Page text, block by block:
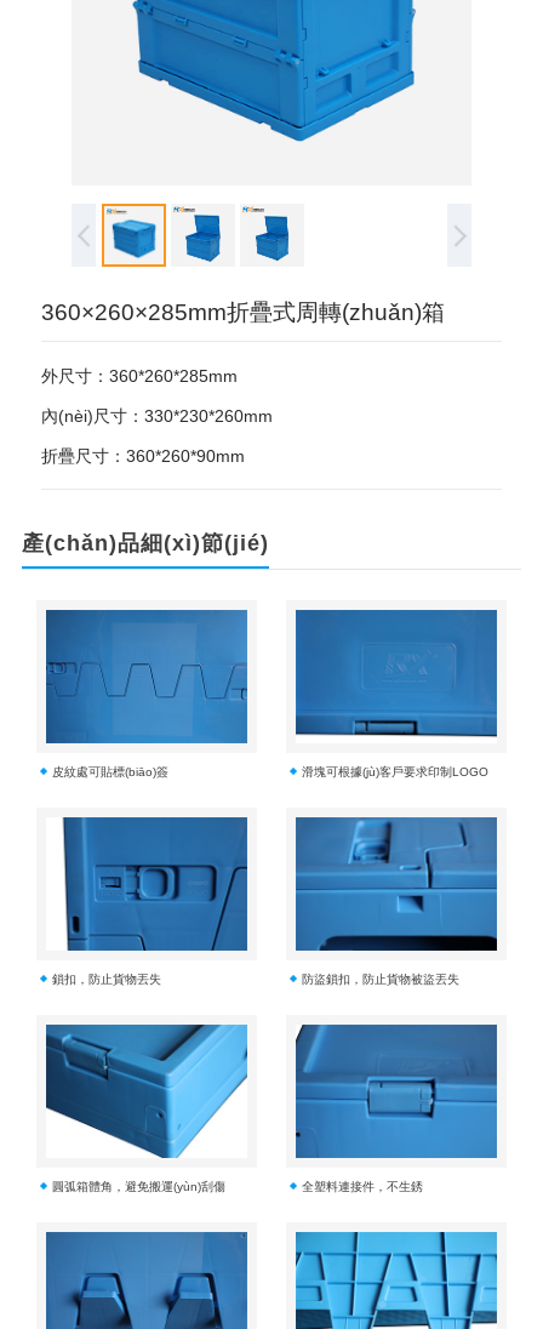
360×260×285mm折疊式周轉(zhuǎn)箱
外尺寸：360*260*285mm
內(nèi)尺寸：330*230*260mm
折疊尺寸：360*260*90mm
產(chǎn)品細(xì)節(jié)
皮紋處可貼標(biāo)簽 滑塊可根據(jù)客戶要求印制LOGO
鎖扣，防止貨物丟失 防盜鎖扣，防止貨物被盜丟失
圓弧箱體角，避免搬運(yùn)刮傷 全塑料連接件，不生銹